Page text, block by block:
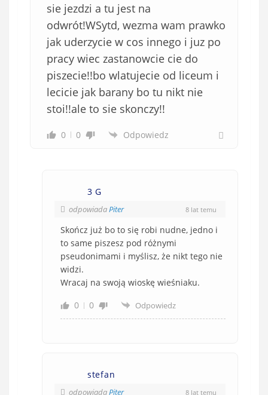
sie jezdzi a tu jest na
odwrót!WSytd, wezma wam prawko
jak uderzycie w cos innego i juz po
pracy wiec zastanowcie cie do
piszecie!!bo wlatujecie od liceum i
lecicie jak barany bo tu nikt nie
stoi!!ale to sie skonczy!!
0 0 Odpowiedz
3 G
odpowiadaPiter 8 lat temu
Skończ już bo to się robi nudne, jedno i
to same piszesz pod różnymi
pseudonimami i myślisz, że nikt tego nie
widzi.
Wracaj na swoją wioskę wieśniaku.
0
0 Odpowiedz
stefan
odpowiadaPiter 8 lat temu